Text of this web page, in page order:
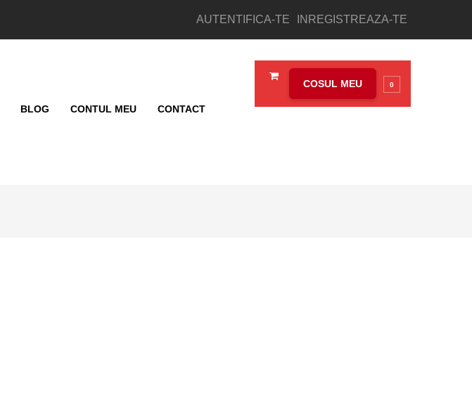
AUTENTIFICA-TE INREGISTREAZA-TE
COSUL MEU 0
BLOG CONTUL MEU CONTACT